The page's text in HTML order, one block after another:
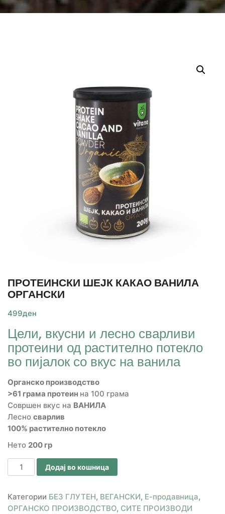
ПРОТЕИНСКИ ШЕЈК КАКАО ВАНИЛА
ОРГАНСКИ
499ден
Цели, вкусни и лесно сварливи
протеини од растително потекло
во пијалок со вкус на ванила
Органско производство
>61 грама протеин на 100 грама
Совршен вкус на ВАНИЛА
Лесно сварлив
100% растително потекло
Нето 200 гр
Додај во кошница
Категории БЕЗ ГЛУТЕН, ВЕГАНСКИ, Е-продавница,
ОРГАНСКО ПРОИЗВОДСТВО, СИТЕ ПРОИЗВОДИ